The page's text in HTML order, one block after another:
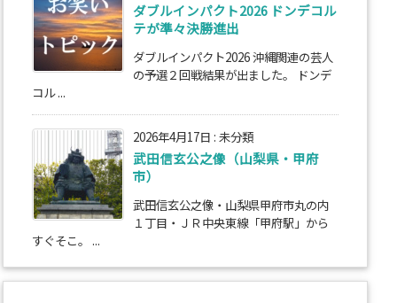
ダブルインパクト2026 ドンデコル
テが準々決勝進出
ダブルインパクト2026 沖縄関連の芸人
の予選２回戦結果が出ました。 ドンデ
コル ...
2026年4月17日 : 未分類
武田信玄公之像（山梨県・甲府
市）
武田信玄公之像・山梨県甲府市丸の内
１丁目・ＪＲ中央東線「甲府駅」から
すぐそこ。 ...